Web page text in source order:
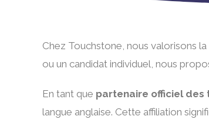
Chez Touchstone, nous valorisons
ou un candidat individuel, nous
En tant que partenaire officiel des
langue anglaise. Cette affiliation